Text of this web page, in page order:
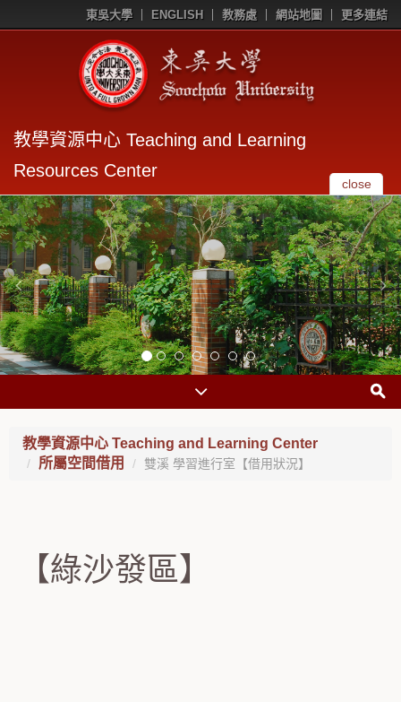
東吳大學 ENGLISH 教務處 網站地圖 更多連結
教學資源中心 Teaching and Learning
Resources Center
close
教學資源中心 Teaching and Learning Center
所屬空間借用
雙溪 學習進行室【借用狀況】
【綠沙發區】